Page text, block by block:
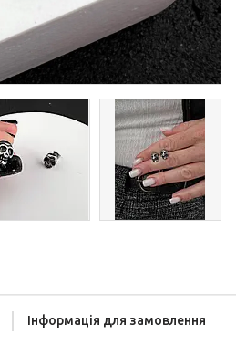
Інформація для замовлення